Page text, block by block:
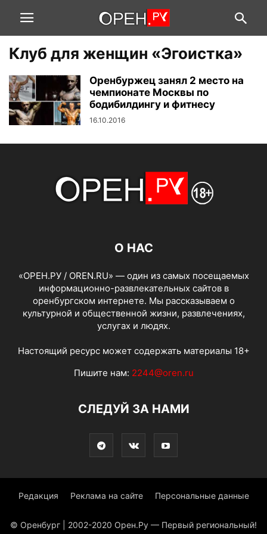
Клуб для женщин «Эгоистка»
Оренбуржец занял 2 место на
чемпионате Москвы по
бодибилдингу и фитнесу
16.10.2016
О НАС
«ОРЕН.РУ / OREN.RU» — один из самых посещаемых
информационно-развлекательных сайтов в
оренбургском интернете. Мы рассказываем о
культурной и общественной жизни, развлечениях,
услугах и людях.
Настоящий ресурс может содержать материалы 18+
Пишите нам: 2244@oren.ru
СЛЕДУЙ ЗА НАМИ
Редакция Реклама на сайте Персональные данные
© Оренбург | 2002-2020 Орен.Ру — Первый региональный!